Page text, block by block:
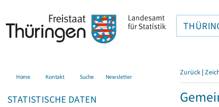
Home Kontakt Suche Newsletter
STATISTISCHE DATEN
Zurück |